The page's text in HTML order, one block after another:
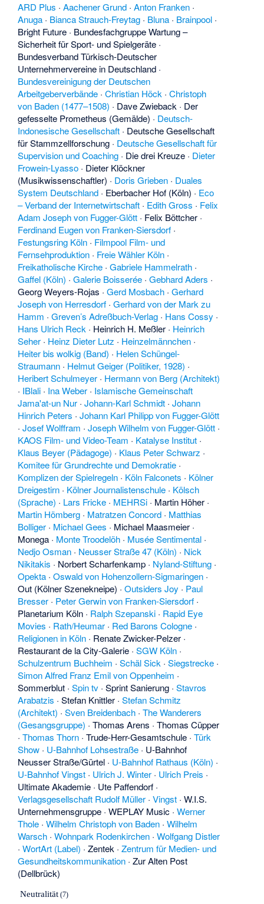
ARD Plus ·Aachener Grund ·Anton Franken ·
Anuga · Bianca Strauch-Freytag · Bluna · Brainpool ·
Bright Future · Bundesfachgruppe Wartung –
Sicherheit für Sport- und Spielgeräte ·
Bundesverband Türkisch-Deutscher
Unternehmervereine in Deutschland ·
Bundesvereinigung der Deutschen
Arbeitgeberverbände ·Christian Höck ·Christoph
von Baden (1477–1508) · Dave Zwieback · Der
gefesselte Prometheus (Gemälde) · Deutsch-
Indonesische Gesellschaft · Deutsche Gesellschaft
für Stammzellforschung · Deutsche Gesellschaft für
Supervision und Coaching · Die drei Kreuze · Dieter
Frowein-Lyasso · Dieter Klöckner
(Musikwissenschaftler) · Doris Grieben · Duales
System Deutschland · Eberbacher Hof (Köln) · Eco
– Verband der Internetwirtschaft · Edith Gross · Felix
Adam Joseph von Fugger-Glött · Felix Böttcher ·
Ferdinand Eugen von Franken-Siersdorf ·
Festungsring Köln · Filmpool Film- und
Fernsehproduktion · Freie Wähler Köln ·
Freikatholische Kirche ·Gabriele Hammelrath ·
Gaffel (Köln) ·Galerie Boisserée ·Gebhard Aders ·
Georg Weyers-Rojas ·Gerd Mosbach ·Gerhard
Joseph von Herresdorf ·Gerhard von der Mark zu
Hamm ·Greven’s Adreßbuch-Verlag · Hans Cossy ·
Hans Ulrich Reck · Heinrich H. Meßler · Heinrich
Seher · Heinz Dieter Lutz · Heinzelmännchen ·
Heiter bis wolkig (Band) · Helen Schüngel-
Straumann · Helmut Geiger (Politiker, 1928) ·
Heribert Schulmeyer · Hermann von Berg (Architekt)
· IBlali · Ina Weber · Islamische Gemeinschaft
Jama'at-un Nur ·Johann-Karl Schmidt ·Johann
Hinrich Peters ·Johann Karl Philipp von Fugger-Glött
·Josef Wolffram ·Joseph Wilhelm von Fugger-Glött ·
KAOS Film- und Video-Team · Katalyse Institut ·
Klaus Beyer (Pädagoge) · Klaus Peter Schwarz ·
Komitee für Grundrechte und Demokratie ·
Komplizen der Spielregeln · Köln Falconets · Kölner
Dreigestirn · Kölner Journalistenschule · Kölsch
(Sprache) · Lars Fricke · MEHRSi · Martin Höher ·
Martin Hömberg · Matratzen Concord · Matthias
Bolliger · Michael Gees · Michael Maasmeier ·
Monega · Monte Troodelöh · Musée Sentimental ·
Nedjo Osman · Neusser Straße 47 (Köln) · Nick
Nikitakis · Norbert Scharfenkamp · Nyland-Stiftung ·
Opekta ·Oswald von Hohenzollern-Sigmaringen ·
Out (Kölner Szenekneipe) ·Outsiders Joy · Paul
Bresser · Peter Gerwin von Franken-Siersdorf ·
Planetarium Köln · Ralph Szepanski · Rapid Eye
Movies · Rath/Heumar · Red Barons Cologne ·
Religionen in Köln · Renate Zwicker-Pelzer ·
Restaurant de la City-Galerie ·SGW Köln ·
Schulzentrum Buchheim ·Schäl Sick ·Siegstrecke ·
Simon Alfred Franz Emil von Oppenheim ·
Sommerblut ·Spin tv ·Sprint Sanierung ·Stavros
Arabatzis ·Stefan Knittler ·Stefan Schmitz
(Architekt) ·Sven Breidenbach ·The Wanderers
(Gesangsgruppe) ·Thomas Arens ·Thomas Cüpper
·Thomas Thorn ·Trude-Herr-Gesamtschule ·Türk
Show · U-Bahnhof Lohsestraße · U-Bahnhof
Neusser Straße/Gürtel · U-Bahnhof Rathaus (Köln) ·
U-Bahnhof Vingst · Ulrich J. Winter · Ulrich Preis ·
Ultimate Akademie · Ute Paffendorf ·
Verlagsgesellschaft Rudolf Müller ·Vingst ·W.I.S.
Unternehmensgruppe ·WEPLAY Music ·Werner
Thole ·Wilhelm Christoph von Baden ·Wilhelm
Warsch ·Wohnpark Rodenkirchen ·Wolfgang Distler
·WortArt (Label) ·Zentek ·Zentrum für Medien- und
Gesundheitskommunikation ·Zur Alten Post
(Dellbrück)
Neutralität (7)